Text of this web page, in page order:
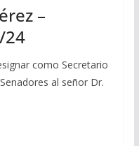
–
24
como Secretario
al señor Dr.